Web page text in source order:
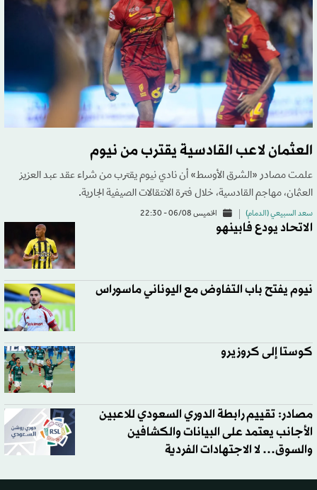
العثمان لاعب القادسية يقترب من نيوم
علمت مصادر «الشرق الأوسط» أن نادي نيوم يقترب من شراء عقد عبد العزيز
العثمان، مهاجم القادسية، خلال فترة الانتقالات الصيفية الجارية.
سعد السبيعي (الدمام) الخميس 06/08 - 22:30
الاتحاد يودع فابينهو
نيوم يفتح باب التفاوض مع اليوناني ماسوراس
كوستا إلى كروزيرو
مصادر: تقييم رابطة الدوري السعودي للاعبين
الأجانب يعتمد على البيانات والكشافين
والسوق… لا الاجتهادات الفردية